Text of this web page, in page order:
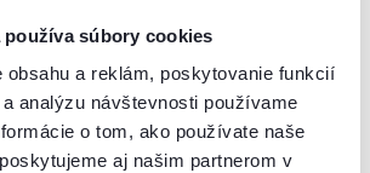
súbory cookies
obsahu a reklám, poskytovanie funkcií
analýzu návštevnosti používame
o tom, ako používate naše
aj našim partnerom v